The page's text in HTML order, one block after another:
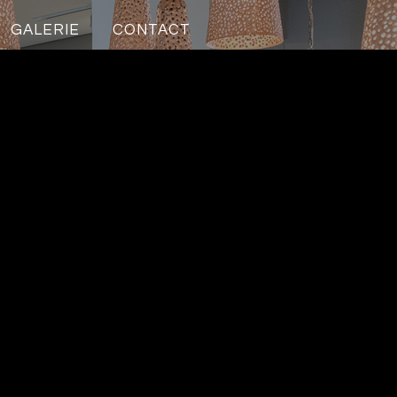
GALERIE CONTACT